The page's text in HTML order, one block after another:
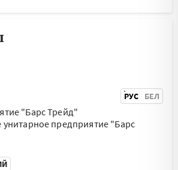
РУС БЕЛ
"Барс Трейд"
унитарное предприятие "Барс